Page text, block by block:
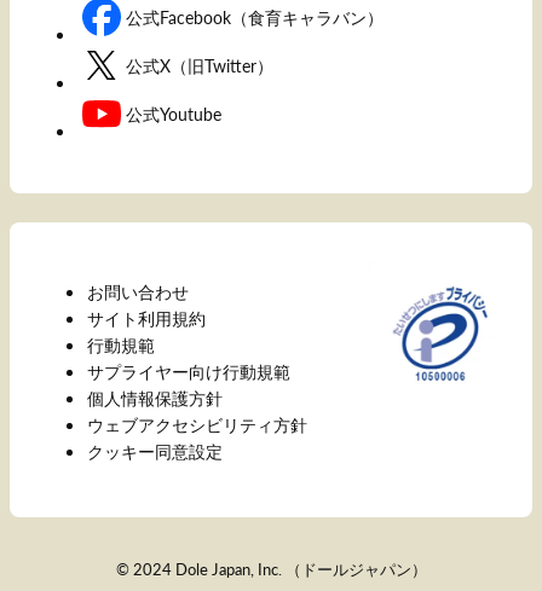
公式Facebook（食育キャラバン）
公式X（旧Twitter）
公式Youtube
お問い合わせ
サイト利用規約
行動規範
サプライヤー向け行動規範
個人情報保護方針
ウェブアクセシビリティ方針
クッキー同意設定
© 2024 Dole Japan, Inc. （ドールジャパン）